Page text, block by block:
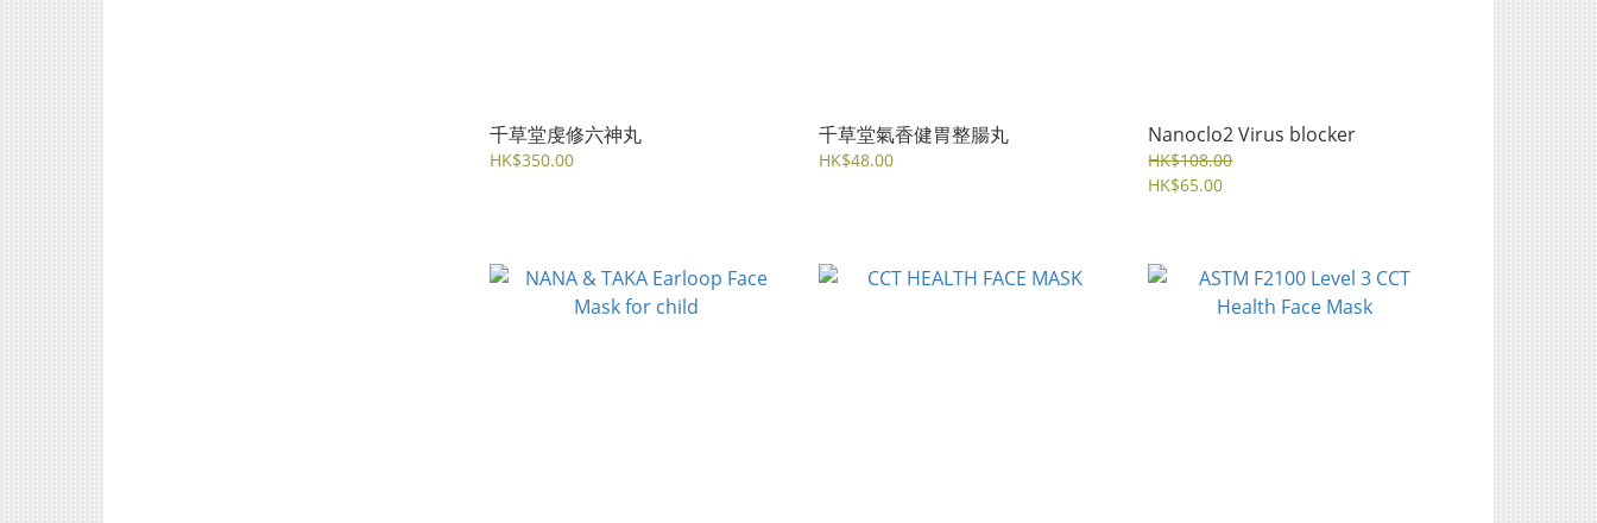
千草堂虔修六神丸
HK$350.00
千草堂氣香健胃整腸丸
HK$48.00
Nanoclo2 Virus blocker
HK$108.00
HK$65.00